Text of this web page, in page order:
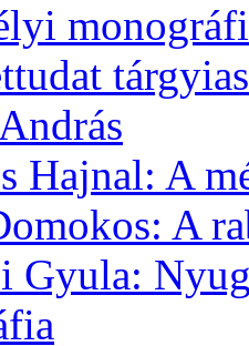
Hajnal: A
A
Gyula: